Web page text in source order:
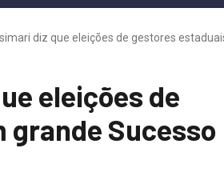
diz que eleições de gestores
eleições de
Sucesso